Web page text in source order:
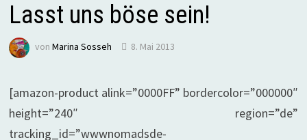
Lasst uns böse sein!
von Marina Sosseh 8. Mai 2013
[amazon-product alink=”0000FF” bordercolor=”000000″
height=”240″ region=”de”
tracking_id=”wwwnomadsde-